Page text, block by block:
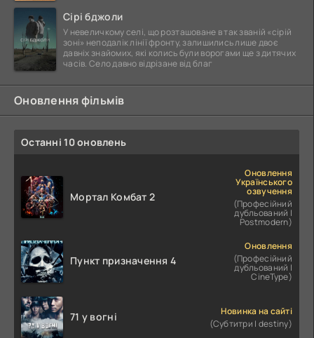
Сірі бджоли
У невеличкому селі, що розташоване в так званій «сірій
зоні» неподалік лінії фронту, залишились лише двоє
давніх знайомих, які колись були ворогами ще з дитячих
часів. Село давно відрізане від благ
Оновлення фільмів
Останні 10 оновлень
Мортал Комбат 2
Оновлення
Українського
озвучення
(Професійний
дубльований |
Postmodern)
Пункт призначення 4
Оновлення
(Професійний
дубльований |
CineType)
71 у вогні
Новинка на сайті
(Субтитри | destiny)